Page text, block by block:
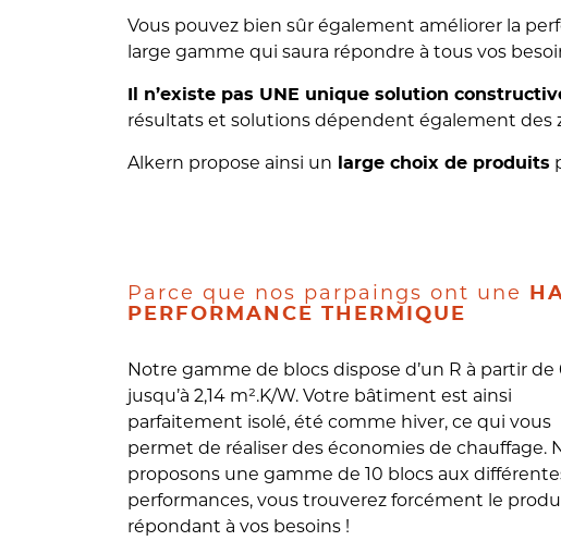
Vous pouvez bien sûr également améliorer la
large gamme qui saura répondre à tous vos
Il n’existe pas UNE unique solution
résultats et solutions dépendent également des
Alkern propose ainsi un large choix de produits
Parce que nos parpaings ont une
PERFORMANCE THERMIQUE
Notre gamme de blocs dispose d’un R à partir de
jusqu’à 2,14 m².K/W. Votre bâtiment est ainsi
parfaitement isolé, été comme hiver, ce qui vous
permet de réaliser des économies de chauffage.
proposons une gamme de 10 blocs aux
performances, vous trouverez forcément le
répondant à vos besoins !